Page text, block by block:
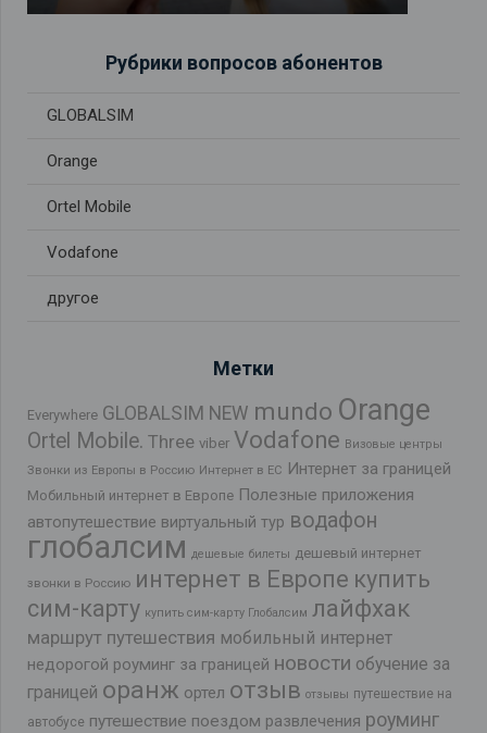
Рубрики вопросов абонентов
GLOBALSIM
Orange
Ortel Mobile
Vodafone
другое
Метки
Everywhere GLOBALSIM NEW mundo Orange
Ortel Mobile. Three viber Vodafone Визовые центры
Звонки из Европы в Россию Интернет в ЕС Интернет за границей
Мобильный интернет в Европе Полезные приложения
автопутешествие виртуальный тур водафон
глобалсим дешевые билеты дешевый интернет
звонки в Россию интернет в Европе купить
сим-карту купить сим-карту Глобалсим лайфхак
маршрут путешествия мобильный интернет
недорогой роуминг за границей новости обучение за
границей оранж ортел отзыв отзывы путешествие на
автобусе путешествие поездом развлечения роуминг